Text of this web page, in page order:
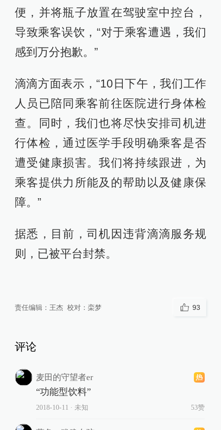
便，并将瓶子放置在驾驶室中控台，
导致乘客误饮，“对于乘客遭遇，我们
感到万分抱歉。”
滴滴方面表示，“10日下午，我们工作
人员已陪同乘客前往医院进行身体检
查。同时，我们也将尽快安排司机进
行体检，通过医学手段明确乘客是否
遭受健康损害。我们将持续跟进，为
乘客提供力所能及的帮助以及健康保
障。”
据悉，目前，司机因违背滴滴服务规
则，已被平台封禁。
责任编辑： 王杰 校对： 栾梦 93
评论
麦田的守望者er
“功能型饮料”
2018-10-11 ∙ 未知 53赞